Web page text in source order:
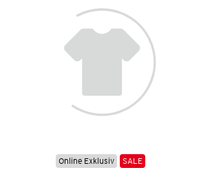
Online Exklusiv SALE